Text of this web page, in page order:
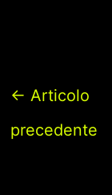
← Articolo
precedente